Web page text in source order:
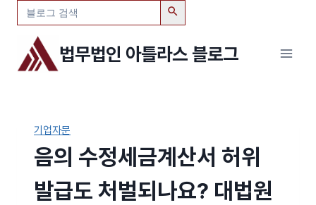
content
검
색:
법무법인 아틀라스 블로그
기업자문
음의 수정세금계산서 허위
발급도 처벌되나요? 대법원